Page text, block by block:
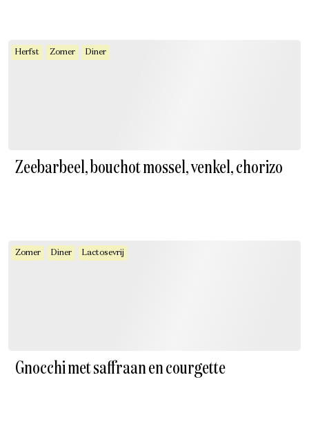
Herfst Zomer Diner
Zeebarbeel, bouchot mossel, venkel, chorizo
Zomer Diner Lactosevrij
Gnocchi met saffraan en courgette